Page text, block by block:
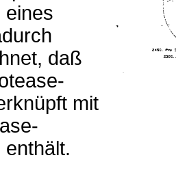
eines
daß
mit